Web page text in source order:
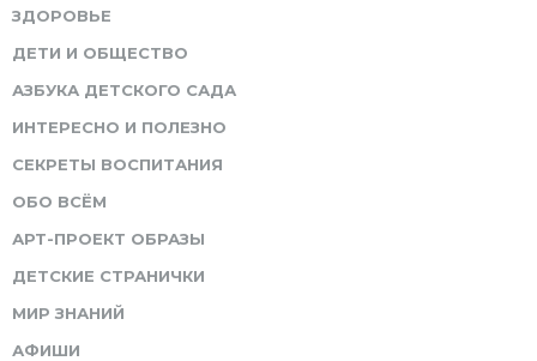
ЗДОРОВЬЕ
ДЕТИ И ОБЩЕСТВО
АЗБУКА ДЕТСКОГО САДА
ИНТЕРЕСНО И ПОЛЕЗНО
СЕКРЕТЫ ВОСПИТАНИЯ
ОБО ВСЁМ
АРТ-ПРОЕКТ ОБРАЗЫ
ДЕТСКИЕ СТРАНИЧКИ
МИР ЗНАНИЙ
АФИШИ